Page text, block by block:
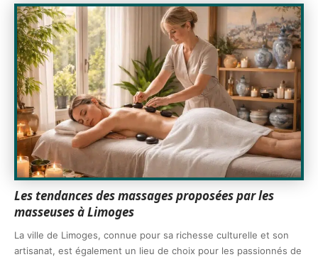
Les tendances des massages proposées par les
masseuses à Limoges
La ville de Limoges, connue pour sa richesse culturelle et son
artisanat, est également un lieu de choix pour les passionnés de